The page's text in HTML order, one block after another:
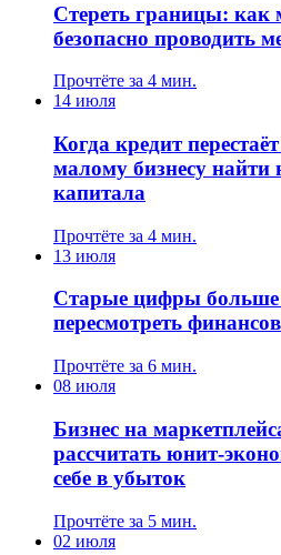
Стереть границы: как
безопасно проводить
Прочтёте за 4 мин.
14 июля
Когда кредит
малому бизнесу найти
капитала
Прочтёте за 4 мин.
13 июля
Старые цифры больше
пересмотреть
Прочтёте за 6 мин.
08 июля
Бизнес на
рассчитать юнит-
себе в убыток
Прочтёте за 5 мин.
02 июля